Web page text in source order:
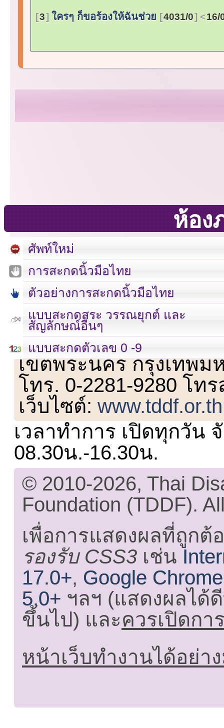
3 ใครๆ ก็ขอร้องให้ฉันช่วย 4031/0 16/
ห้อง
ศัพท์ใหม่
การสะกดนิ้วมือไทย
ตัวอย่างการสะกดนิ้วมือไทย
แบบสะกดสระ วรรณยุกต์ และ
สัญลักษณ์อื่นๆ
แบบสะกดตัวเลข 0 -9
เลขที่ 23 ชั้น 2 ถนนวิ
เขตพระนคร กรุงเทพม
โทร. 0-2281-9280 โท
เว็บไซต์:www.tddf.or.th
เวลาทำการ เปิดทุกวัน
08.30น.-16.30น.
© 2010-2026, Thai
Foundation (TDDF).
เพื่อการแสดงผลที่ถูกต้
รองรับ CSS3 เช่น
17.0+, Google
5.0+ ฯลฯ (แสดงผลได้
ขึ้นไป) และควรเปิดกา
หน้าเว็บทำงานได้อย่า